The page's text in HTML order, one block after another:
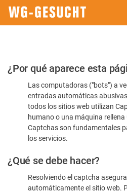
Por
favor,
confirme
humano
¿Por qué aparece esta
Las computadoras ("bots") a
entradas automáticas
todos los sitios web utilizan
humano o una máquina
Captchas son fundamentales
los servicios.
¿Qué se debe hacer?
Resolviendo el captcha
automáticamente el sitio web.